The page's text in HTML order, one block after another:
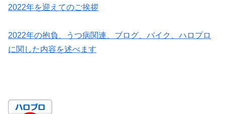
2022年を迎えてのご挨拶
2022年の抱負、うつ病関連、ブログ、バイク、ハロプロ
に関した内容を述べます